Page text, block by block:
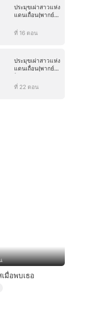
ประมุขเผ่าสาวแห่ง
แดนเถื่อน(พากย์
ที่ 16 ตอน
ประมุขเผ่าสาวแห่ง
แดนเถื่อน(พากย์
ที่ 22 ตอน
มื่อพบเธอ